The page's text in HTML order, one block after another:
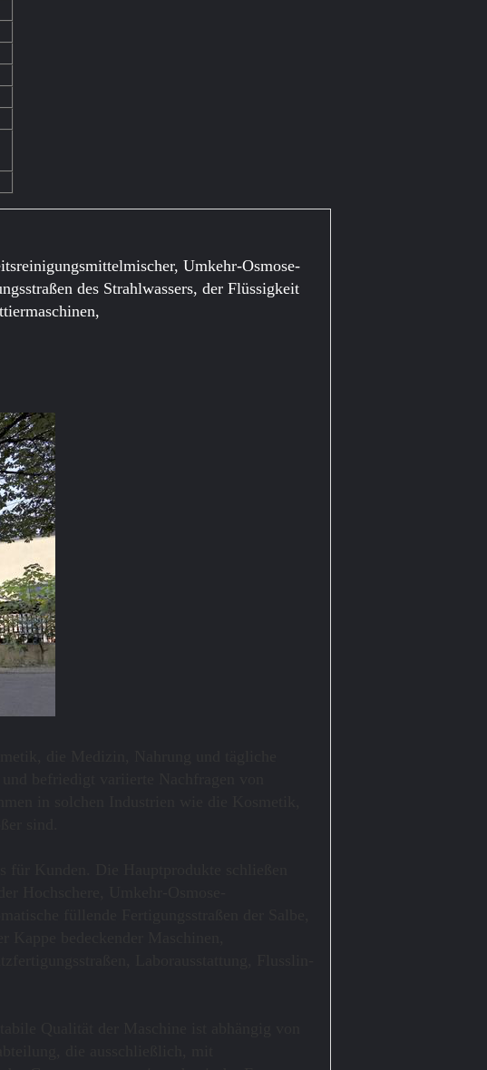
Umkehr-Osmose-
des Strahlwassers, der Flüssigkeit